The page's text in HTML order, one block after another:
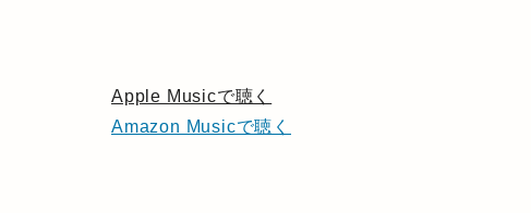
Apple Musicで聴く
Amazon Musicで聴く